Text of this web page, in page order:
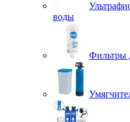
воды
Фильтры